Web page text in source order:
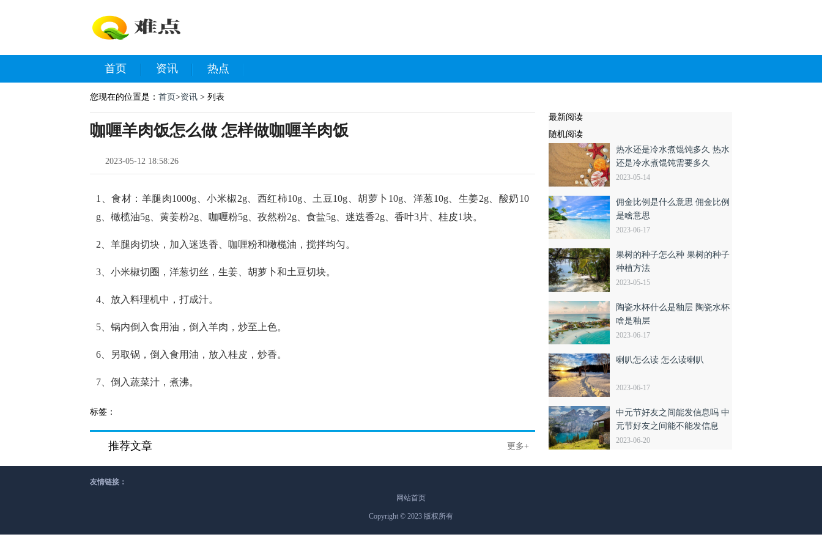
首页 资讯 热点
您现在的位置是： 首页>资讯 > 列表
咖喱羊肉饭怎么做 怎样做咖喱羊肉饭
2023-05-12 18:58:26
1、食材：羊腿肉1000g、小米椒2g、西红柿10g、土豆10g、胡萝卜10g、洋葱10g、生姜2g、酸奶10
g、橄榄油5g、黄姜粉2g、咖喱粉5g、孜然粉2g、食盐5g、迷迭香2g、香叶3片、桂皮1块。
2、羊腿肉切块，加入迷迭香、咖喱粉和橄榄油，搅拌均匀。
3、小米椒切圈，洋葱切丝，生姜、胡萝卜和土豆切块。
4、放入料理机中，打成汁。
5、锅内倒入食用油，倒入羊肉，炒至上色。
6、另取锅，倒入食用油，放入桂皮，炒香。
7、倒入蔬菜汁，煮沸。
标签：
推荐文章 更多+
最新阅读
随机阅读
热水还是冷水煮馄饨多久 热水
还是冷水煮馄饨需要多久
2023-05-14
佣金比例是什么意思 佣金比例
是啥意思
2023-06-17
果树的种子怎么种 果树的种子
种植方法
2023-05-15
陶瓷水杯什么是釉层 陶瓷水杯
啥是釉层
2023-06-17
喇叭怎么读 怎么读喇叭
2023-06-17
中元节好友之间能发信息吗 中
元节好友之间能不能发信息
2023-06-20
友情链接：
网站首页
Copyright © 2023 版权所有